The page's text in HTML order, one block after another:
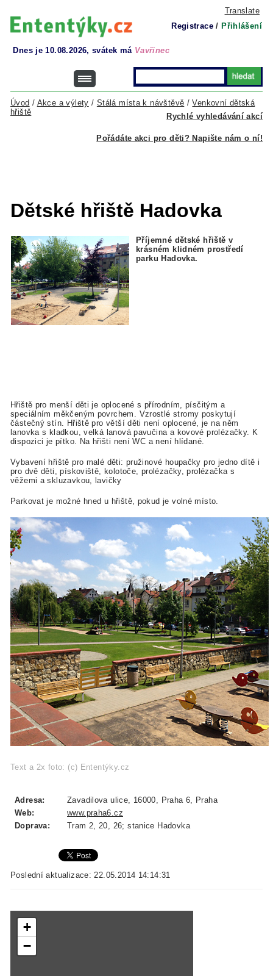
Translate
Registrace / Přihlášení
Dnes je 10.08.2026, svátek má Vavřinec
Rychlé vyhledávání akcí
Úvod / Akce a výlety / Stálá místa k návštěvě /Venkovní dětská
hřiště
Pořádáte akci pro děti? Napište nám o ní!
Dětské hřiště Hadovka
Příjemné dětské hřiště v
krásném klidném prostředí
parku Hadovka.
Hřiště pro menší děti je oplocené s přírodním, písčitým a
speciálním měkčeným povrchem. Vzrostlé stromy poskytují
částečný stín. Hřiště pro větší děti není oplocené, je na něm
lanovka s kladkou, velká lanová pavučina a kovové prolézačky. K
dispozici je pítko. Na hřišti není WC a není hlídané.
Vybavení hřiště pro malé děti: pružinové houpačky pro jedno dítě i
pro dvě děti, pískoviště, kolotoče, prolézačky, prolézačka s
věžemi a skluzavkou, lavičky
Parkovat je možné hned u hřiště, pokud je volné místo.
Text a 2x foto: (c) Ententýky.cz
Adresa:
Zavadilova ulice, 16000, Praha 6, Praha
Web:
www.praha6.cz
Doprava:
Tram 2, 20, 26; stanice Hadovka
Poslední aktualizace: 22.05.2014 14:14:31
+
−